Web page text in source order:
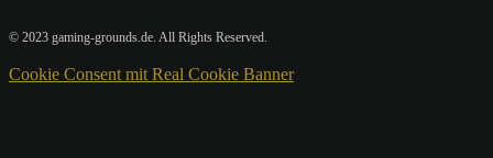
© 2023 gaming-grounds.de. All Rights Reserved.
Cookie Consent mit Real Cookie Banner